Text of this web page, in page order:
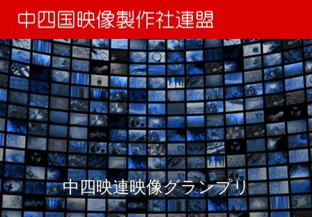
中四映連映像グランプリ